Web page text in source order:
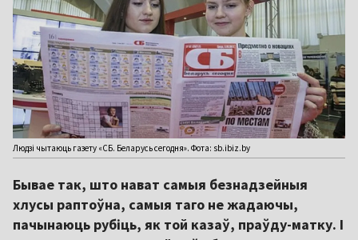
Людзі чытаюць газету «CБ. Беларусь сегодня». Фота: sb.ibiz.by
Бывае так, што нават самыя безнадзейныя
хлусы раптоўна, самыя таго не жадаючы,
пачынаюць рубіць, як той казаў, праўду-матку. І